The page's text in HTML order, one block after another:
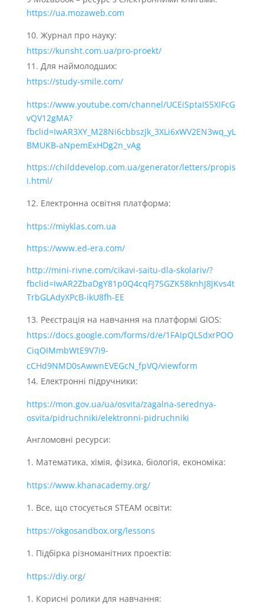
https://ua.mozaweb.com
Журнал про науку:
https://kunsht.com.ua/pro-proekt/
Для наймолодших:
https://study-smile.com/
https://www.youtube.com/channel/UCEiSptaIS5XIFcG
vQV12gMA?
fbclid=IwAR3XY_M28Ni6cbbszJk_3XLi6xWV2EN3wq_yL
BMUKB-aNpemExHDg2n_vAg
https://childdevelop.com.ua/generator/letters/propis
i.html/
Електронна освітня платформа:
https://miyklas.com.ua
https://www.ed-era.com/
http://mini-rivne.com/cikavi-saitu-dla-skolariv/?
fbclid=IwAR2ZbaDgY81p0Q4cqFJ7SGZK58knhJ8JKvs4t
TrbGLAdyXPcB-ikU8fh-EE
Реєстрація на навчання на платформі GIOS:
https://docs.google.com/forms/d/e/1FAIpQLSdxrPOO
CiqOIMmbWtE9V7i9-
cCHd9NMD0sAwwnEVEGcN_fpVQ/viewform
Електронні підручники:
https://mon.gov.ua/ua/osvita/zagalna-serednya-
osvita/pidruchniki/elektronni-pidruchniki
Англомовні ресурси:
Математика, хімія, фізика, біологія, економіка:
https://www.khanacademy.org/
Все, що стосується STEAM освіти:
https://okgosandbox.org/lessons
Підбірка різноманітних проектів:
https://diy.org/
Корисні ролики для навчання: